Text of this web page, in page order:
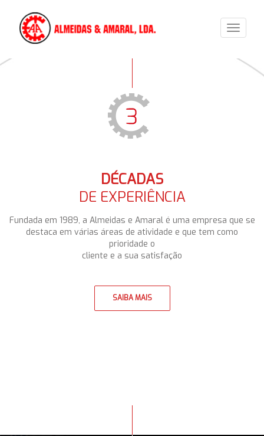
Toggle
DÉCADAS
DE EXPERIÊNCIA
Fundada em 1989, a Almeidas e Amaral é uma empresa que se
destaca em várias áreas de atividade e que tem como
prioridade o
cliente e a sua satisfação
SAIBA MAIS